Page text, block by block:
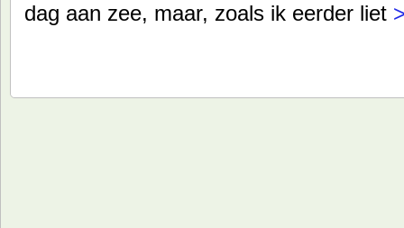
dag aan zee, maar, zoals ik eerder liet